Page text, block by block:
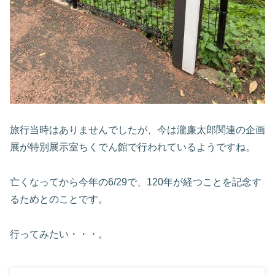
旅行当時はありませんでしたが、今は瀧廉太郎関連の企画
展が特別展示室ちくでん館で行われているようですね。
亡くなってから今年の6/29で、120年が経つことを記念す
るためとのことです。
行ってみたい・・・。